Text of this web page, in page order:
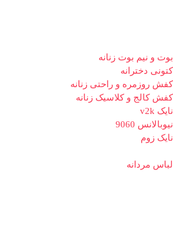
بوت و نیم بوت زنانه
کتونی دخترانه
کفش روزمره و راحتی زنانه
کفش کالج و کلاسیک زنانه
نایک v2k
نیوبالانس 9060
نایک زوم
لباس مردانه